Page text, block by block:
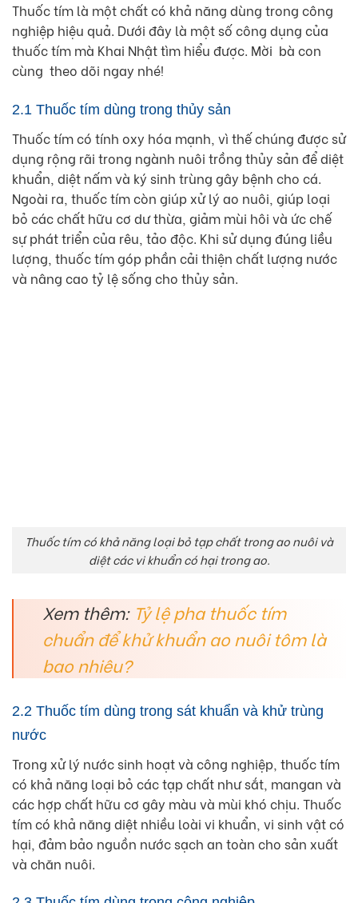
Thuốc tím là một chất có khả năng dùng trong công
nghiệp hiệu quả. Dưới đây là một số công dụng của
thuốc tím mà Khai Nhật tìm hiểu được. Mời bà con
cùng theo dõi ngay nhé!
2.1 Thuốc tím dùng trong thủy sản
Thuốc tím có tính oxy hóa mạnh, vì thế chúng được sử
dụng rộng rãi trong ngành nuôi trồng thủy sản để diệt
khuẩn, diệt nấm và ký sinh trùng gây bệnh cho cá.
Ngoài ra, thuốc tím còn giúp xử lý ao nuôi, giúp loại
bỏ các chất hữu cơ dư thừa, giảm mùi hôi và ức chế
sự phát triển của rêu, tảo độc. Khi sử dụng đúng liều
lượng, thuốc tím góp phần cải thiện chất lượng nước
và nâng cao tỷ lệ sống cho thủy sản.
Thuốc tím có khả năng loại bỏ tạp chất trong ao nuôi và
diệt các vi khuẩn có hại trong ao.
Xem thêm: Tỷ lệ pha thuốc tím
chuẩn để khử khuẩn ao nuôi tôm là
bao nhiêu?
2.2 Thuốc tím dùng trong sát khuẩn và khử trùng
nước
Trong xử lý nước sinh hoạt và công nghiệp, thuốc tím
có khả năng loại bỏ các tạp chất như sắt, mangan và
các hợp chất hữu cơ gây màu và mùi khó chịu. Thuốc
tím có khả năng diệt nhiều loài vi khuẩn, vi sinh vật có
hại, đảm bảo nguồn nước sạch an toàn cho sản xuất
và chăn nuôi.